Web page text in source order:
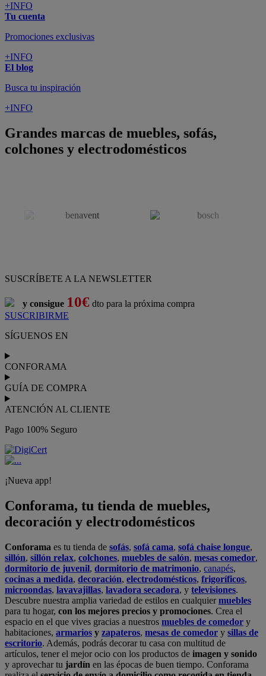
+INFO
Tu cuenta
Promociones exclusivas
+INFO
El blog
Busca tu inspiración
+INFO
Grandes marcas de muebles, sofás,
colchones y electrodomésticos
SUSCRÍBETE A LA NEWSLETTER
y consigue 10€ dto para la próxima compra
SUSCRIBIRME
SÍGUENOS EN
CONFORAMA
GUÍA DE COMPRA
ATENCIÓN AL CLIENTE
Pago 100% Seguro
¡Nueva app!
Conforama, tu tienda de muebles,
decoración y electrodomésticos
Conforama es tu tienda de sofás, sofá cama, sofá chaise longue,
sillón, sillón relax, colchones, muebles de salón, mesas comedor,
dormitorio de juvenil, dormitorio de matrimonio, canapés,
cocinas a medida, decoración, electrodomésticos, frigoríficos,
microondas, lavavajillas, lavadora secadora, y televisiones.
Descubre nuestra amplia variedad de estilos en cualquiermuebles
para tu hogar, con los mejores precios y promociones. Crea el
espacio en el que vives gracias a nuestros muebles de comedor y
habitaciones, armarios y zapateros, mesas de comedor y sillas de
escritorio. Además, podrás decorar tu casa con multitud de
artículos, tener el mejor ocio con los productos de imagen y sonido
y aprovechar tu jardín en las épocas de buen tiempo. Conforama